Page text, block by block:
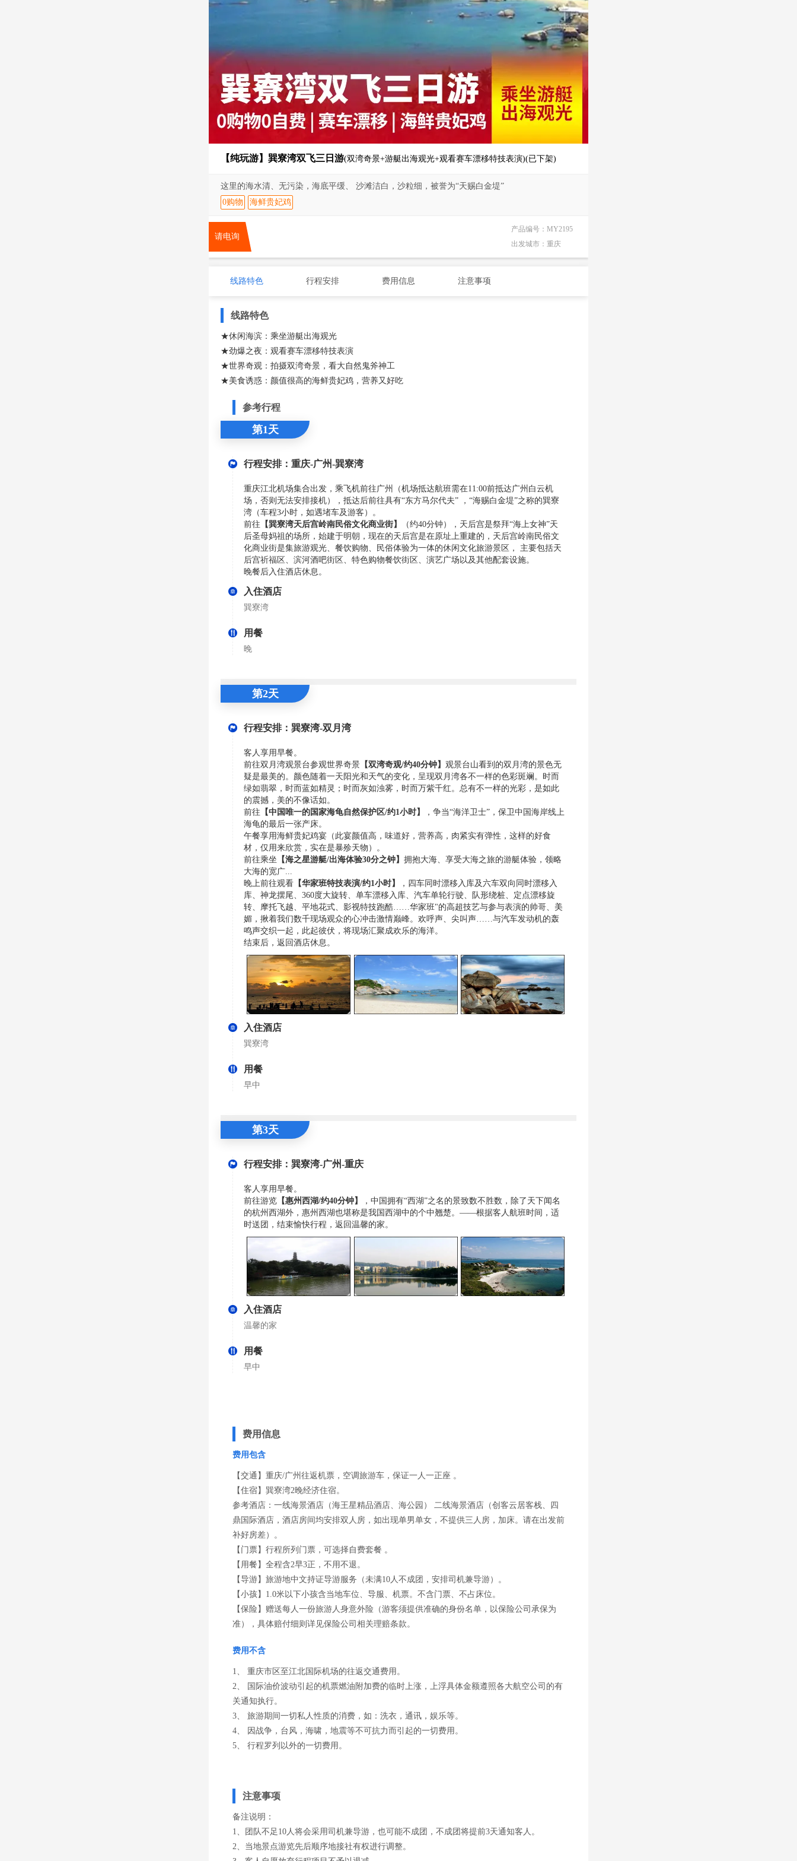
【纯玩游】巽寮湾双飞三日游(双湾奇景+游艇出海观光+观看赛车漂移特技表演)(已下架)
这里的海水清、无污染，海底平缓、 沙滩洁白，沙粒细，被誉为“天赐白金堤”
0购物
海鲜贵妃鸡
产品编号： MY2195
出发城市： 重庆
请电询
线路特色 行程安排 费用信息 注意事项
线路特色
★休闲海滨：乘坐游艇出海观光
★劲爆之夜：观看赛车漂移特技表演
★世界奇观：拍摄双湾奇景，看大自然鬼斧神工
★美食诱惑：颜值很高的海鲜贵妃鸡，营养又好吃
参考行程
第1天
行程安排：重庆-广州-巽寮湾
重庆江北机场集合出发，乘飞机前往广州（机场抵达航班需在11:00前抵达广州白云机
场，否则无法安排接机），抵达后前往具有“东方马尔代夫” ，“海赐白金堤”之称的巽寮
湾（车程3小时，如遇堵车及游客）。
前往 【巽寮湾天后宫岭南民俗文化商业街】
（约40分钟），天后宫是祭拜“海上女神”天
后圣母妈祖的场所，始建于明朝，现在的天后宫是在原址上重建的，天后宫岭南民俗文
化商业街是集旅游观光、餐饮购物、民俗体验为一体的休闲文化旅游景区， 主要包括天
后宫祈福区、滨河酒吧街区、特色购物餐饮街区、演艺广场以及其他配套设施。
晚餐后入住酒店休息。
入住酒店
巽寮湾
用餐
晚
第2天
行程安排：巽寮湾-双月湾
客人享用早餐。
前往双月湾观景台参观世界奇景 【双湾奇观/约40分钟】 观景台山看到的双月湾的景色无
疑是最美的。颜色随着一天阳光和天气的变化，呈现双月湾各不一样的色彩斑斓。时而
绿如翡翠，时而蓝如精灵；时而灰如浊雾，时而万紫千红。总有不一样的光彩，是如此
的震撼，美的不像话如。
前往 【中国唯一的国家海龟自然保护区/约1小时】
，争当“海洋卫士”，保卫中国海岸线上
海龟的最后一张产床。
午餐享用海鲜贵妃鸡宴（此宴颜值高，味道好，营养高，肉紧实有弹性，这样的好食
材，仅用来欣赏，实在是暴殄天物）。
前往乘坐 【海之星游艇/出海体验30分之钟】 拥抱大海、享受大海之旅的游艇体验，领略
大海的宽广...
晚上前往观看 【华家班特技表演/约1小时】
，四车同时漂移入库及六车双向同时漂移入
库、神龙摆尾、360度大旋转、单车漂移入库、汽车单轮行驶、队形绕桩、定点漂移旋
转、摩托飞越、平地花式、影视特技跑酷……华家班"的高超技艺与参与表演的帅哥、美
媚，揪着我们数千现场观众的心冲击激情巅峰。欢呼声、尖叫声……与汽车发动机的轰
鸣声交织一起，此起彼伏，将现场汇聚成欢乐的海洋。
结束后，返回酒店休息。
入住酒店
巽寮湾
用餐
早中
第3天
行程安排：巽寮湾-广州-重庆
客人享用早餐。
前往游览 【惠州西湖/约40分钟】
，中国拥有“西湖”之名的景致数不胜数，除了天下闻名
的杭州西湖外，惠州西湖也堪称是我国西湖中的个中翘楚。——根据客人航班时间，适
时送团，结束愉快行程，返回温馨的家。
入住酒店
温馨的家
用餐
早中
费用信息
费用包含
【交通】重庆/广州往返机票，空调旅游车，保证一人一正座 。
【住宿】巽寮湾2晚经济住宿。
参考酒店：一线海景酒店（海王星精品酒店、海公园） 二线海景酒店（创客云居客栈、四
鼎国际酒店，酒店房间均安排双人房，如出现单男单女，不提供三人房，加床。请在出发前
补好房差）。
【门票】行程所列门票，可选择自费套餐 。
【用餐】全程含2早3正，不用不退。
【导游】旅游地中文持证导游服务（未满10人不成团，安排司机兼导游）。
【小孩】1.0米以下小孩含当地车位、导服、机票。不含门票、不占床位。
【保险】赠送每人一份旅游人身意外险（游客须提供准确的身份名单，以保险公司承保为
准），具体赔付细则详见保险公司相关理赔条款。
费用不含
1、 重庆市区至江北国际机场的往返交通费用。
2、 国际油价波动引起的机票燃油附加费的临时上涨，上浮具体金额遵照各大航空公司的有
关通知执行。
3、 旅游期间一切私人性质的消费，如：洗衣，通讯，娱乐等。
4、 因战争，台风，海啸，地震等不可抗力而引起的一切费用。
5、 行程罗列以外的一切费用。
注意事项
备注说明：
1、团队不足10人将会采用司机兼导游，也可能不成团，不成团将提前3天通知客人。
2、当地景点游览先后顺序地接社有权进行调整。